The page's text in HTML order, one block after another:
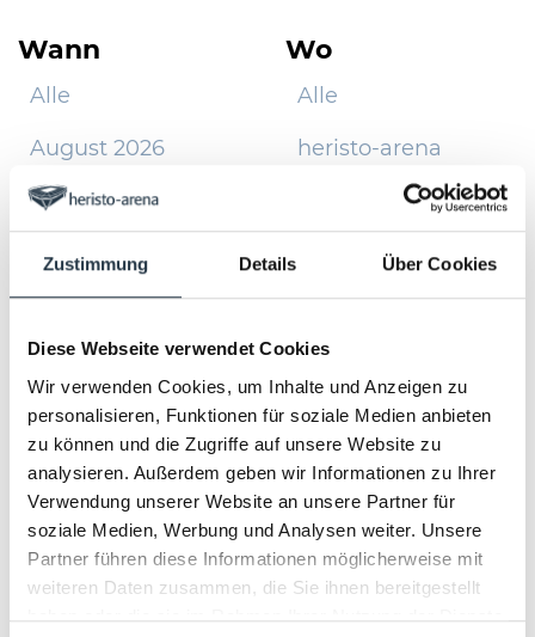
Zustimmung Details Über Cookies
Diese Webseite verwendet Cookies
Wir verwenden Cookies, um Inhalte und Anzeigen zu
personalisieren, Funktionen für soziale Medien anbieten
zu können und die Zugriffe auf unsere Website zu
analysieren. Außerdem geben wir Informationen zu Ihrer
Verwendung unserer Website an unsere Partner für
soziale Medien, Werbung und Analysen weiter. Unsere
Partner führen diese Informationen möglicherweise mit
weiteren Daten zusammen, die Sie ihnen bereitgestellt
haben oder die sie im Rahmen Ihrer Nutzung der Dienste
Wann
Alle
August 2026
September 2026
Oktober 2026
November 2026
Januar 2027
Februar 2027
April 2027
Juni 2027
Oktober 2027
November 2027
Wo
Alle
heristo-arena
heristo-convention
center